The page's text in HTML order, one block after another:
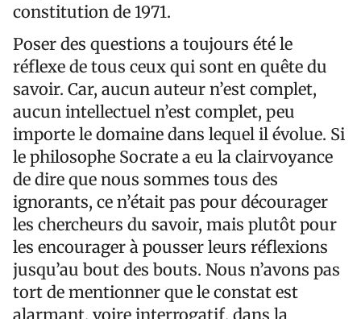
constitution de 1971.
Poser des questions a toujours été le
réflexe de tous ceux qui sont en quête du
savoir. Car, aucun auteur n’est complet,
aucun intellectuel n’est complet, peu
importe le domaine dans lequel il évolue. Si
le philosophe Socrate a eu la clairvoyance
de dire que nous sommes tous des
ignorants, ce n’était pas pour décourager
les chercheurs du savoir, mais plutôt pour
les encourager à pousser leurs réflexions
jusqu’au bout des bouts. Nous n’avons pas
tort de mentionner que le constat est
alarmant, voire interrogatif, dans la